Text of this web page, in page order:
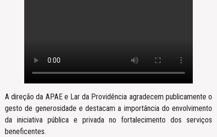
A direção da APAE e Lar da Providência agradecem publicamente o
gesto de generosidade e destacam a importância do envolvimento
da iniciativa pública e privada no fortalecimento dos serviços
beneficentes.